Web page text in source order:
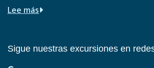
Lee más
Sigue nuestras excursiones en